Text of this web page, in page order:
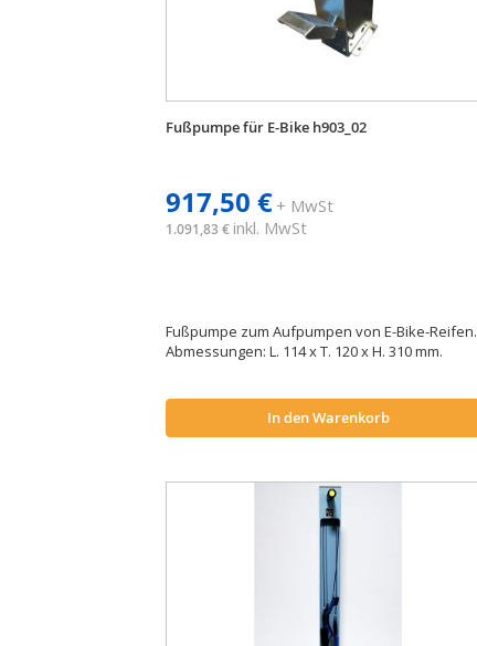
Fußpumpe für E-Bike h903_02
917,50 €+ MwSt
1.091,83 € inkl. MwSt
Fußpumpe zum Aufpumpen von E-Bike-Reifen.
Abmessungen: L. 114 x T. 120 x H. 310 mm.
In den Warenkorb